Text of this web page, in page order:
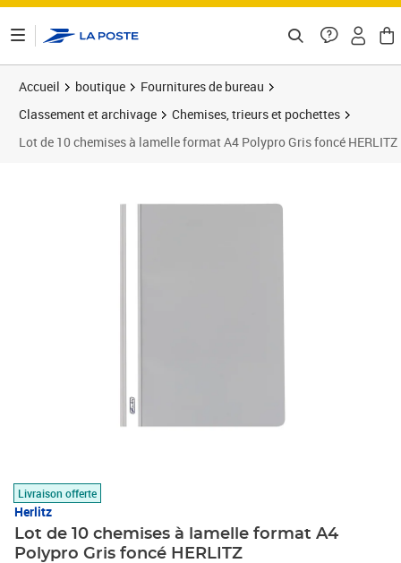
Accueil boutique
Fournitures de bureau
Classement et archivage
Chemises, trieurs et pochettes
Lot de 10 chemises à lamelle format A4 Polypro Gris foncé HERLITZ
Livraison offerte
Herlitz
Lot de 10 chemises à lamelle format A4
Polypro Gris foncé HERLITZ